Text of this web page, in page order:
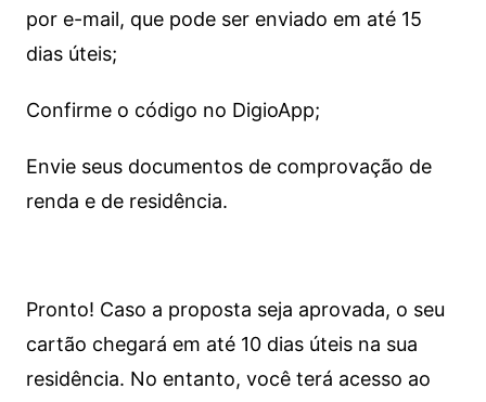
por e-mail, que pode ser enviado em até 15
dias úteis;
Confirme o código no DigioApp;
Envie seus documentos de comprovação de
renda e de residência.
Pronto! Caso a proposta seja aprovada, o seu
cartão chegará em até 10 dias úteis na sua
residência. No entanto, você terá acesso ao